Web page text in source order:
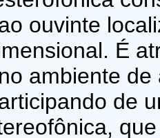
ouvinte
É
ambiente
de